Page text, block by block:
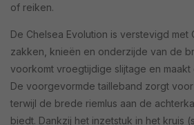
of reiken.
De Chelsea Evolution is verstevigd
zakken, knieën en onderzijde van de
voorkomt vroegtijdige slijtage en
De voorgevormde tailleband zorgt
terwijl de brede riemlus aan de
biedt. Dankzij het inzetstuk in het kruis